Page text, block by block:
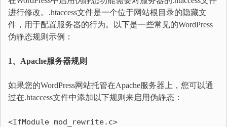
进行修改。.htaccess文件是一个位于网站根目录的隐藏文
件，用于配置服务器的行为。以下是一些常见的WordPress
伪静态规则示例：
1、Apache服务器规则
如果您的WordPress网站托管在Apache服务器上，您可以通
过在.htaccess文件中添加以下规则来启用伪静态：
<IfModule mod_rewrite.c>